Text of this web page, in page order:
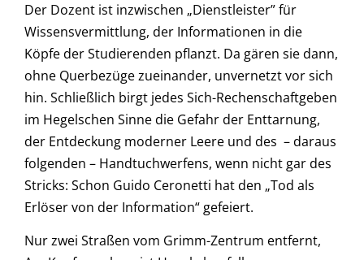
Der Dozent ist inzwischen „Dienstleister” für
Wissensvermittlung, der Informationen in die
Köpfe der Studierenden pflanzt. Da gären sie dann,
ohne Querbezüge zueinander, unvernetzt vor sich
hin. Schließlich birgt jedes Sich-Rechenschaftgeben
im Hegelschen Sinne die Gefahr der Enttarnung,
der Entdeckung moderner Leere und des – daraus
folgenden – Handtuchwerfens, wenn nicht gar des
Stricks: Schon Guido Ceronetti hat den „Tod als
Erlöser von der Information“ gefeiert.
Nur zwei Straßen vom Grimm-Zentrum entfernt,